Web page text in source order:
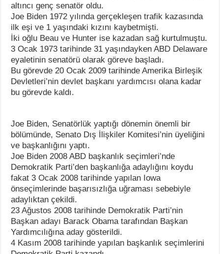
altıncı genç senatör oldu.
Joe Biden 1972 yılında gerçekleşen trafik kazasında
ilk eşi ve 1 yaşındaki kızını kaybetmişti.
İki oğlu Beau ve Hunter ise kazadan sağ kurtulmuştu.
3 Ocak 1973 tarihinde 31 yaşındayken ABD Delaware
eyaletinin senatörü olarak göreve başladı.
Bu görevde 20 Ocak 2009 tarihinde Amerika Birleşik
Devletleri’nin devlet başkanı yardımcısı olana kadar
bu görevde kaldı.
Joe Biden, Senatörlük yaptığı dönemin önemli bir
bölümünde, Senato Dış İlişkiler Komitesi’nin üyeliğini
ve başkanlığını yaptı.
Joe Biden 2008 ABD başkanlık seçimleri’nde
Demokratik Parti’den başkanlığa adaylığını koydu
fakat 3 Ocak 2008 tarihinde yapılan Iowa
önseçimlerinde başarısızlığa uğraması sebebiyle
adaylıktan çekildi.
23 Ağustos 2008 tarihinde Demokratik Parti’nin
Başkan adayı Barack Obama tarafından Başkan
Yardımcılığına aday gösterildi.
4 Kasım 2008 tarihinde yapılan başkanlık seçimlerini